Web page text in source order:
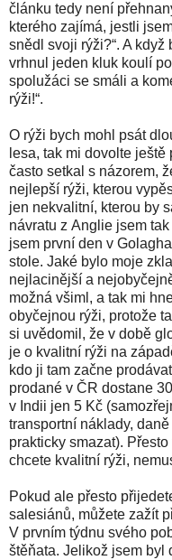
článku tedy není
kterého zajímá, jestli
snědl svoji rýži?“. A
vrhnul jeden kluk koulí
spolužáci se smáli a
rýži!“.
O rýži bych mohl psát
lesa, tak mi dovolte
často setkal s názorem,
nejlepší rýži, kterou
jen nekvalitní, kterou by
návratu z Anglie jsem
jsem první den v
stole. Jaké bylo moje
nejlacinější a
možná všiml, a tak mi
obyčejnou rýži, protože
si uvědomil, že v době
je o kvalitní rýži na
kdo ji tam začne
prodané v ČR dostane
v Indii jen 5 Kč
transportní náklady,
prakticky smazat).
chcete kvalitní rýži,
Pokud ale přesto
salesiánů, můžete zažít
V prvním týdnu svého
štěňata. Jelikož jsem byl